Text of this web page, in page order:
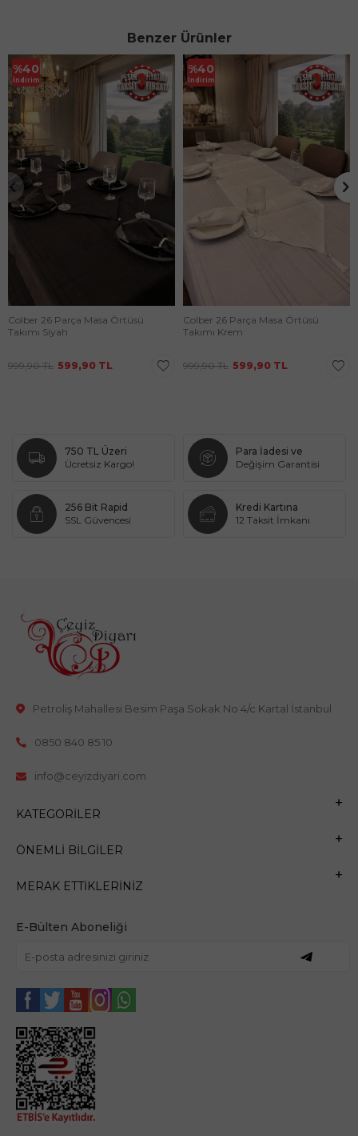
Benzer Ürünler
%40
İndirim
Colber 26 Parça Masa Örtüsü
Takımı Siyah
999,90TL 599,90 TL
%40
İndirim
Colber 26 Parça Masa Örtüsü
Takımı Krem
999,90TL 599,90 TL
750 TL Üzeri
Ücretsiz Kargo!
Para İadesi ve
Değişim Garantisi
256 Bit Rapid
SSL Güvencesi
Kredi Kartına
12 Taksit İmkanı
Petroliş Mahallesi Besim Paşa Sokak No 4/c Kartal İstanbul
0850 840 85 10
info@ceyizdiyari.com
KATEGORILER
ÖNEMLI BILGILER
MERAK ETTIKLERINIZ
E-Bülten Aboneliği